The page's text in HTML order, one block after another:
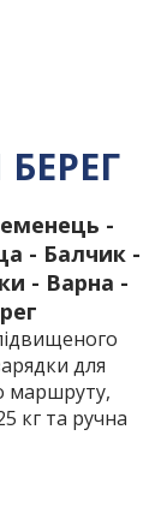
-
- Балчик -
- Варна -
для
маршруту,
кг та ручна